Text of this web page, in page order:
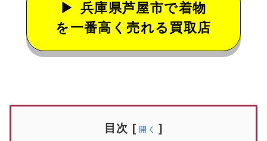
兵庫県芦屋市で着物
を一番高く売れる買取店
目次 [ 開く ]